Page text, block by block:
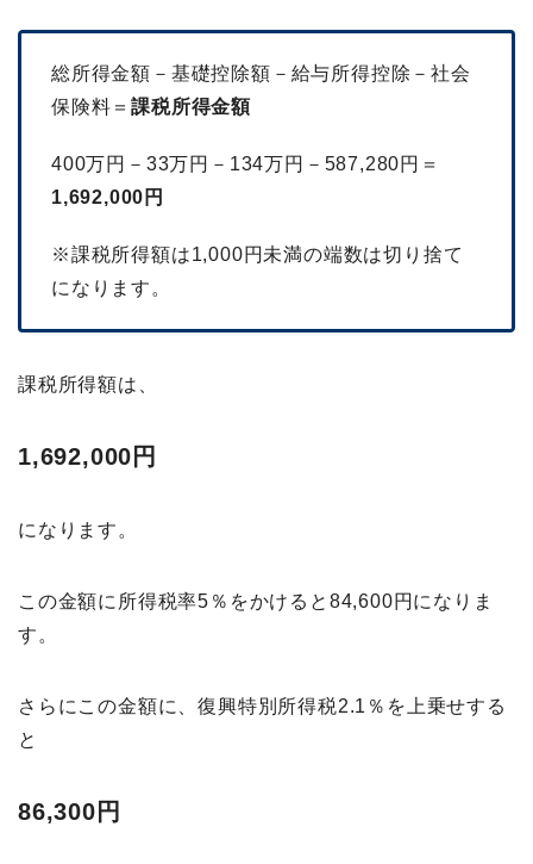
総所得金額－基礎控除額－給与所得控除－社会
保険料＝課税所得金額
400万円－33万円－134万円－587,280円＝
1,692,000円
※課税所得額は1,000円未満の端数は切り捨て
になります。
課税所得額は、
1,692,000円
になります。
この金額に所得税率5％をかけると84,600円になりま
す。
さらにこの金額に、復興特別所得税2.1％を上乗せする
と
86,300円